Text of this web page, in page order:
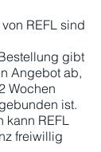
REFL sind
gibt
Angebot ab,
Wochen
ist.
kann REFL
freiwillig